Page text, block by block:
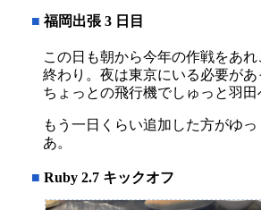
■ 福岡出張 3 日目
この日も朝から今年の作戦をあ
終わり。夜は東京にいる必要が
ちょっとの飛行機でしゅっと羽田
もう一日くらい追加した方がゆ
あ。
■ Ruby 2.7 キックオフ